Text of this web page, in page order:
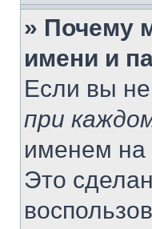
» Почему
имени и
Если вы
при
именем на
Это